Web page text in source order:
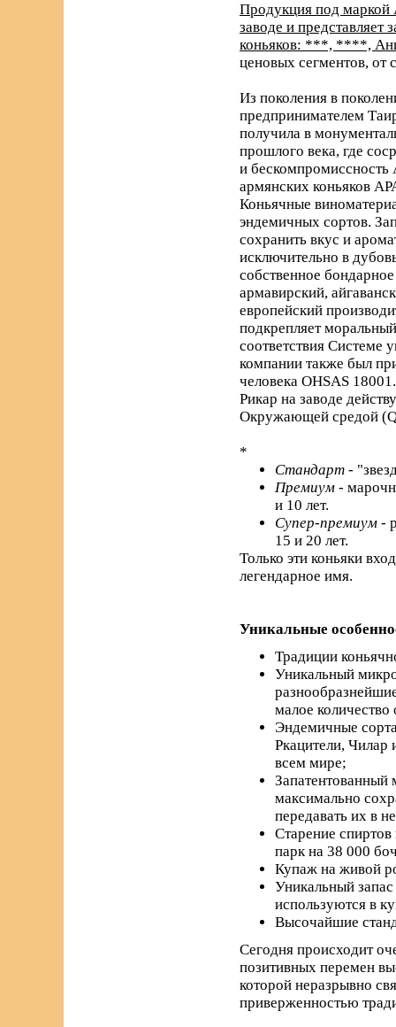
Продукция под маркой
заводе и
коньяков: ***, ****,
ценовых сегментов, от
Из поколения в
предпринимателем
получила в
прошлого века, где
и бескомпромиссность
армянских коньяков
Коньячные
эндемичных сортов.
сохранить вкус и
исключительно в
собственное
армавирский,
европейский
подкрепляет
соответствия
компании также был
человека OHSAS
Рикар на заводе
Окружающей средой
*
Стандарт -
Премиум -
и 10 лет.
Супер-премиум -
15 и 20 лет.
Только эти коньяки
легендарное имя.
Уникальные
Традиции
Уникальный
малое количество
Эндемичные
Ркацители,
всем мире;
Запатентованный
максимально
передавать их в
Старение
парк на 38 000
Купаж на живой
Уникальный
используются в
Высочайшие
Сегодня происходит
позитивных перемен
которой неразрывно
приверженностью